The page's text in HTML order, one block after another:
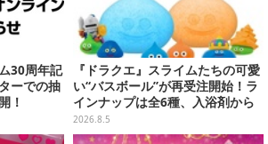
30周年記
ーでの抽
！
『ドラクエ』スライムたちの可愛
い“バスボール”が再受注開始！ラ
インナップは全6種、入浴剤から
モンスターのフィギュアが出てく
る
2026.8.5